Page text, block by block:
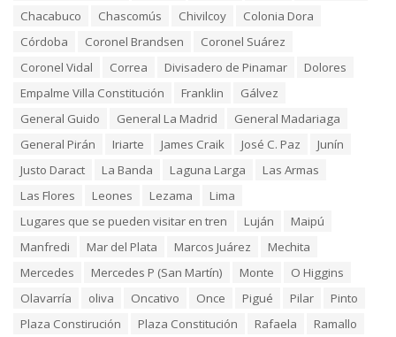
Chacabuco
Chascomús Chivilcoy
Colonia Dora
Córdoba
Coronel Brandsen
Coronel Suárez
Coronel Vidal
Correa Divisadero de Pinamar
Dolores
Empalme Villa Constitución
Franklin
Gálvez
General Guido
General La Madrid
General Madariaga
General Pirán
Iriarte James Craik José C. Paz
Junín
Justo Daract
La Banda Laguna Larga
Las Armas
Las Flores
Leones Lezama
Lima
Lugares que se pueden visitar en tren
Luján
Maipú
Manfredi
Mar del Plata Marcos Juárez
Mechita
Mercedes
Mercedes P (San Martín) Monte
O Higgins
Olavarría
oliva Oncativo Once Pigué Pilar
Pinto
Plaza Constirución
Plaza Constitución Rafaela
Ramallo